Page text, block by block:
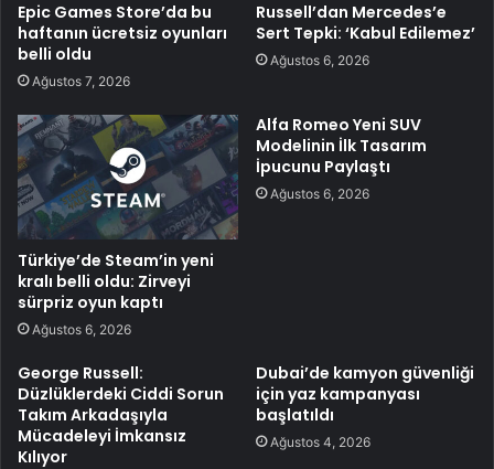
Epic Games Store’da bu
haftanın ücretsiz oyunları
belli oldu
Ağustos 7, 2026
Russell’dan Mercedes’e
Sert Tepki: ‘Kabul Edilemez’
Ağustos 6, 2026
Türkiye’de Steam’in yeni
kralı belli oldu: Zirveyi
sürpriz oyun kaptı
Ağustos 6, 2026
Alfa Romeo Yeni SUV
Modelinin İlk Tasarım
İpucunu Paylaştı
Ağustos 6, 2026
George Russell:
Düzlüklerdeki Ciddi Sorun
Takım Arkadaşıyla
Mücadeleyi İmkansız
Kılıyor
Dubai’de kamyon güvenliği
için yaz kampanyası
başlatıldı
Ağustos 4, 2026